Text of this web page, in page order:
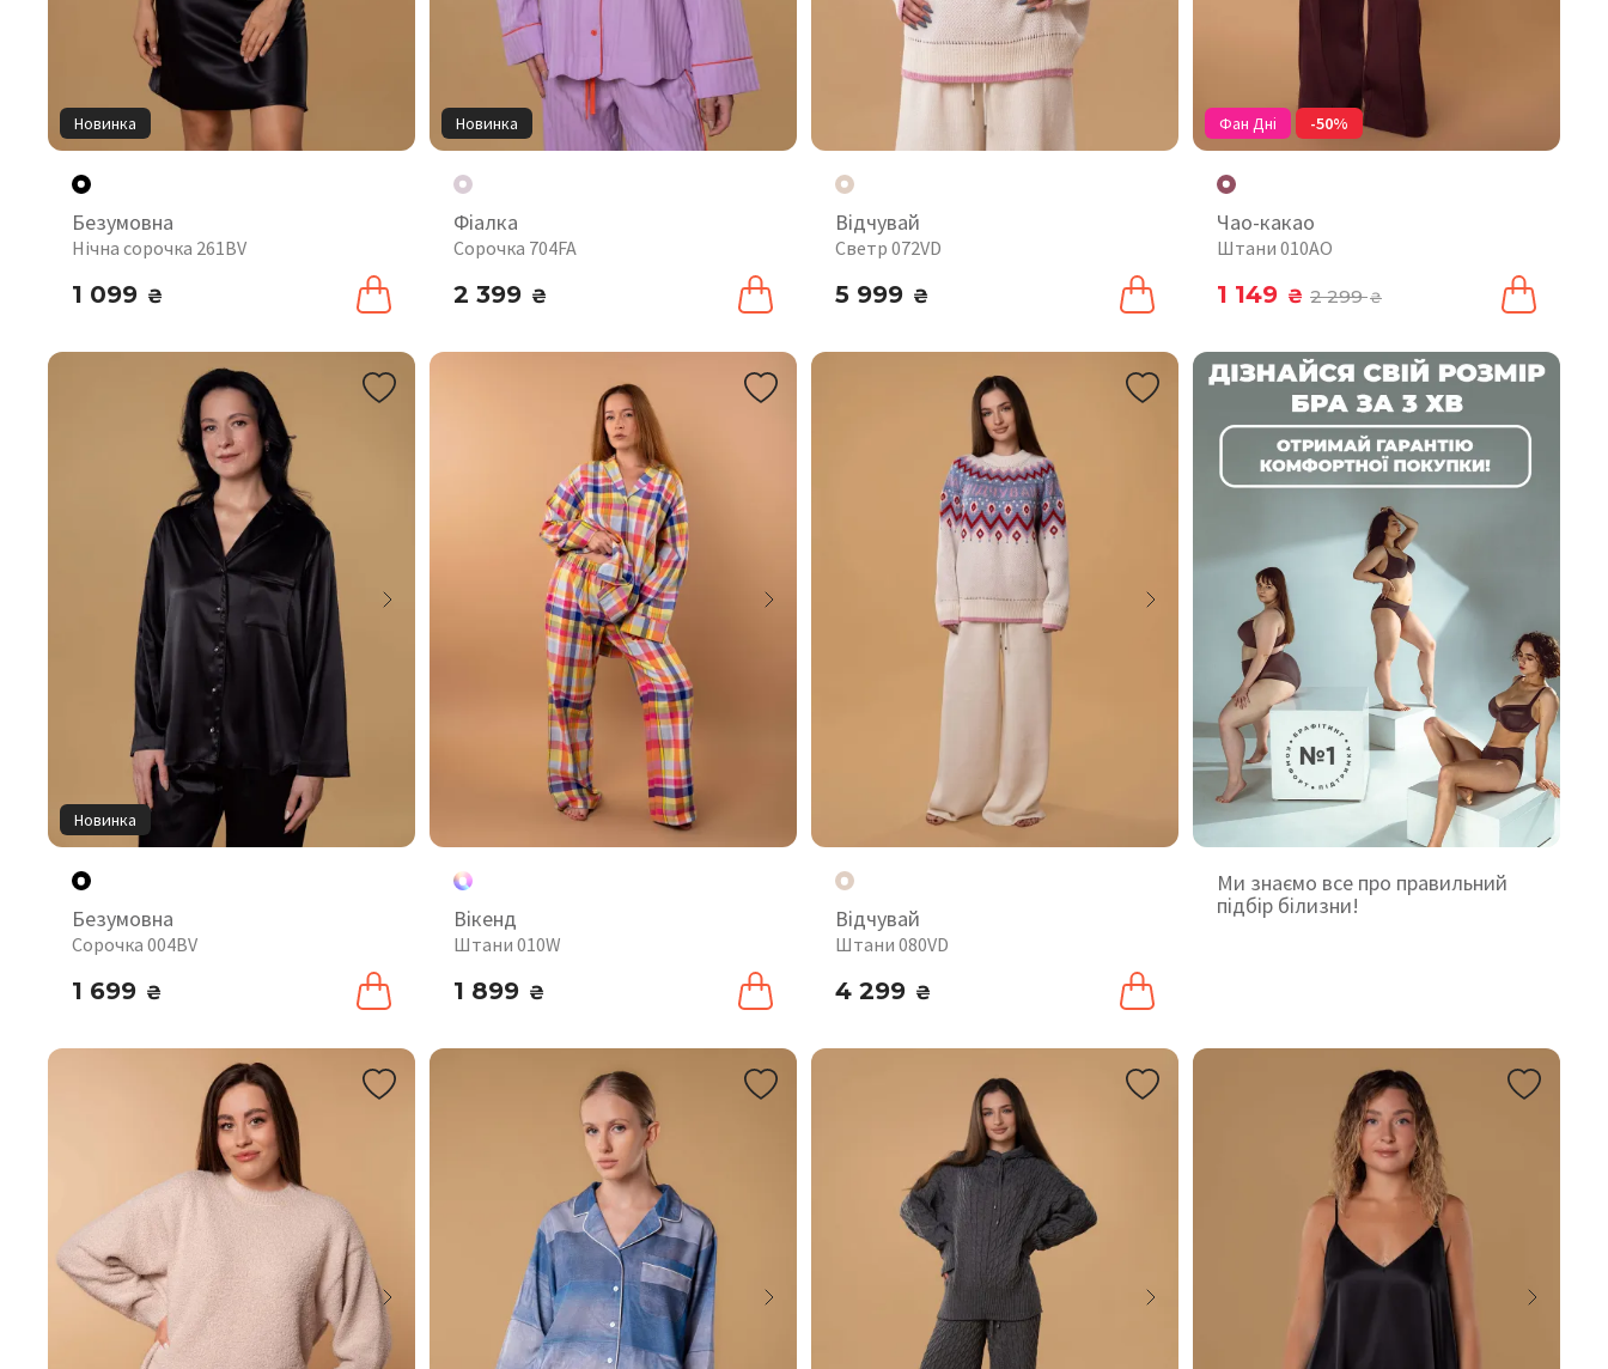
Новинка
Безумовна
Нічна сорочка 261BV
1 099 ₴
Новинка
Фіалка
Сорочка 704FA
2 399 ₴
Відчувай
Светр 072VD
5 999 ₴
Фан Дні -50%
Чао-какао
Штани 010AO
1 149 ₴ 2 299₴
Новинка
Безумовна
Сорочка 004BV
1 699 ₴
Вікенд
Штани 010W
1 899 ₴
Відчувай
Штани 080VD
4 299 ₴
Ми знаємо все про правильний
підбір білизни!